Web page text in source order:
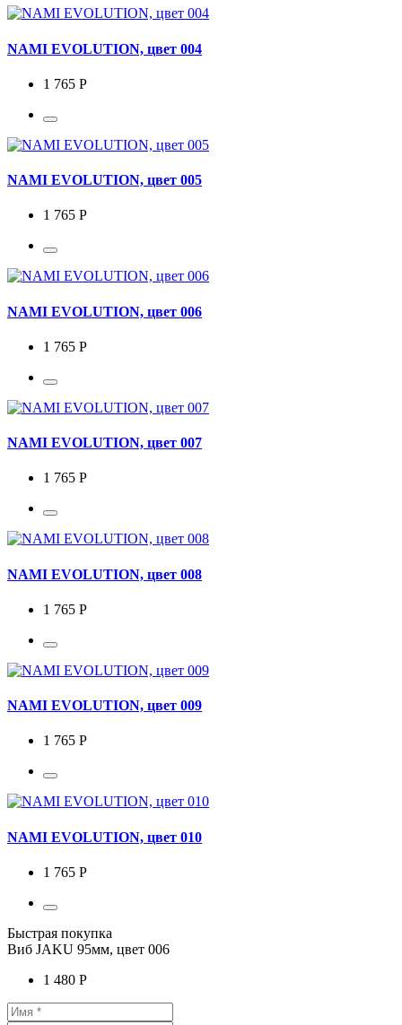
NAMI EVOLUTION, цвет 004
1 765 Р
NAMI EVOLUTION, цвет 005
1 765 Р
NAMI EVOLUTION, цвет 006
1 765 Р
NAMI EVOLUTION, цвет 007
1 765 Р
NAMI EVOLUTION, цвет 008
1 765 Р
NAMI EVOLUTION, цвет 009
1 765 Р
NAMI EVOLUTION, цвет 010
1 765 Р
Быстрая покупка
Виб JAKU 95мм, цвет 006
1 480 Р